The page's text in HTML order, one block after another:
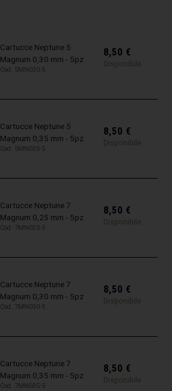
Cartucce Neptune 5
Magnum 0,30 mm - 5pz
Cod. 5MN030-5
8,50 €
Disponibile
Cartucce Neptune 5
Magnum 0,35 mm - 5pz
Cod. 5MN035-5
8,50 €
Disponibile
Cartucce Neptune 7
Magnum 0,25 mm - 5pz
Cod. 7MN025-5
8,50 €
Disponibile
Cartucce Neptune 7
Magnum 0,30 mm - 5pz
Cod. 7MN030-5
8,50 €
Disponibile
Cartucce Neptune 7
Magnum 0,35 mm - 5pz
Cod. 7MN035-5
8,50 €
Disponibile